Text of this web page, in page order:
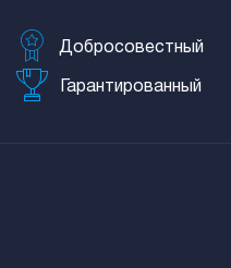
Добросовестный
Гарантированный